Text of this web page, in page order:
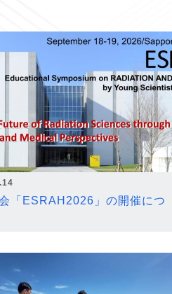
「ESRAH2026」の開催につ